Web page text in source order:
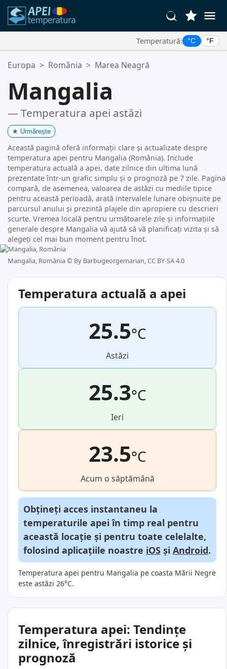
Temperatură: °C °F
Locațiile Tale Favorite:
Europa > România > Marea Neagră
Mangalia
— Temperatura apei astăzi
★ Urmărește
Această pagină oferă informații clare și actualizate despre
temperatura apei pentru Mangalia (România). Include
temperatura actuală a apei, date zilnice din ultima lună
prezentate într-un grafic simplu și o prognoză pe 7 zile. Pagina
compară, de asemenea, valoarea de astăzi cu mediile tipice
pentru această perioadă, arată intervalele lunare obișnuite pe
parcursul anului și prezintă plajele din apropiere cu descrieri
scurte. Vremea locală pentru următoarele zile și informațiile
generale despre Mangalia vă ajută să vă planificați vizita și să
alegeți cel mai bun moment pentru înot.
Mangalia, România © By Barbugeorgemarian, CC BY-SA 4.0
Temperatura actuală a apei
25.5°C
Astăzi
25.3°C
Ieri
23.5°C
Acum o săptămână
Obțineți acces instantaneu la
temperaturile apei în timp real pentru
această locație și pentru toate celelalte,
folosind aplicațiile noastre iOS și Android.
Temperatura apei pentru Mangalia pe coasta Mării Negre
este astăzi 26°C.
Temperatura apei: Tendințe
zilnice, înregistrări istorice și
prognoză